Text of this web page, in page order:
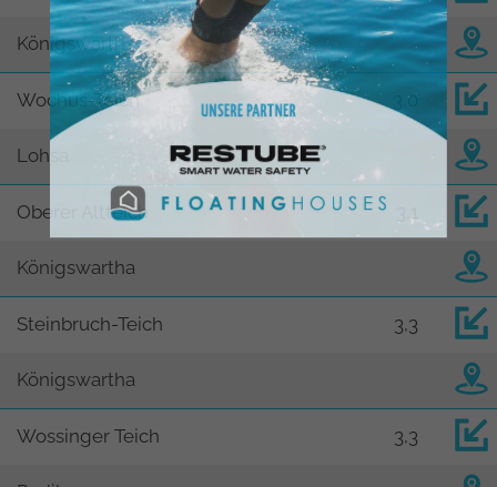
Königswartha
Wochus-Teich 3,0
Lohsa
Oberer Altteich
Königswartha
Steinbruch-Teich 3,3
Königswartha
Wossinger Teich 3,3